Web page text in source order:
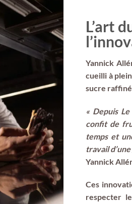
L’art
Yannick
cueilli à
sucre
« Depuis
confit de
temps et
travail
Yannick
Ces
respecter